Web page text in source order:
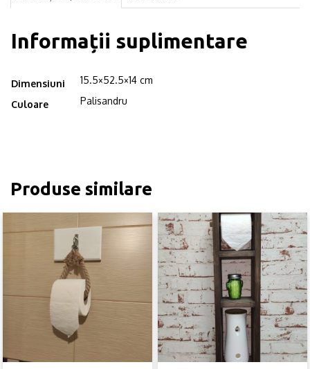
Informații suplimentare
Dimensiuni 15.5×52.5×14 cm
Culoare Palisandru
Produse similare